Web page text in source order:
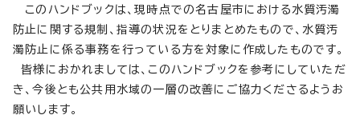
このハンドブックは、現時点での名古屋市における水質汚濁
防止に関する規制、指導の状況をとりまとめたもので、水質汚
濁防止に係る事務を行っている方を対象に作成したものです。
皆様におかれましては、このハンドブックを参考にしていただ
き、今後とも公共用水域の一層の改善にご協力くださるようお
願いします。